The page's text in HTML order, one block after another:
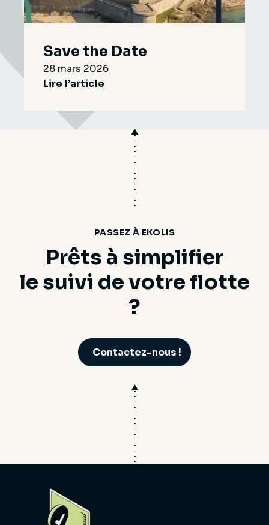
Save the Date
28 mars 2026
Lire l’article
PASSEZ À EKOLIS
Prêts à simplifier
le suivi de votre flotte
?
Contactez-nous !